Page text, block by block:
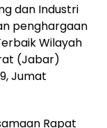
dan Industri
penghargaan
Wilayah
(Jabar)
Jumat
Rapat